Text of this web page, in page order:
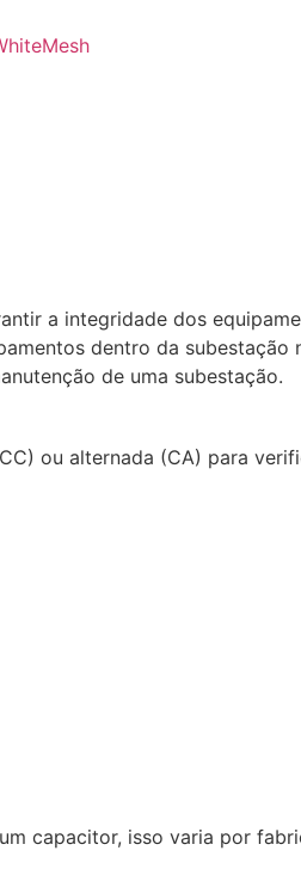
a integridade dos
dentro da
de uma subestação.
ou alternada (CA) para
capacitor, isso varia por